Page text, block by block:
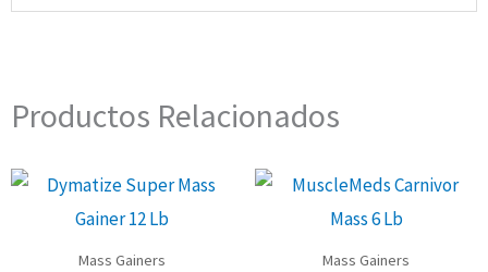
Productos Relacionados
Mass Gainers Mass Gainers